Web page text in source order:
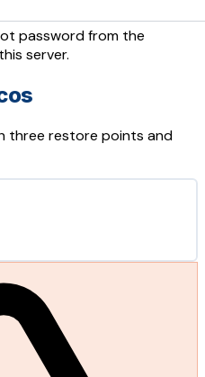
password from the
server.
three restore points and